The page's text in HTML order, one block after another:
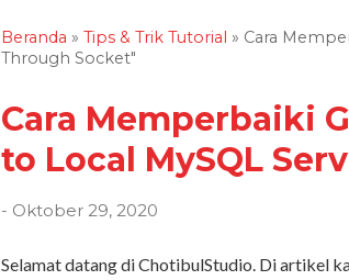
Beranda » Tips & Trik Tutorial » Cara
Through Socket"
Cara Memperbaiki
to Local MySQL
- Oktober 29, 2020
Selamat datang di ChotibulStudio. Di artikel